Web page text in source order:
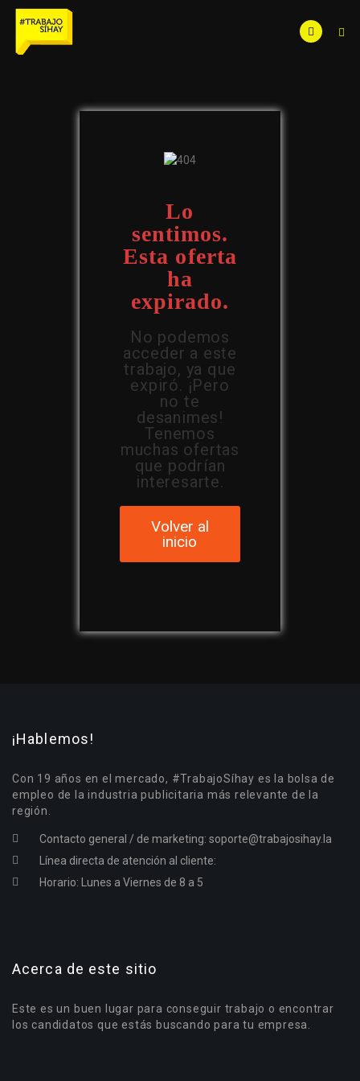
Lo
sentimos.
Esta oferta
ha
expirado.
No podemos
acceder a este
trabajo, ya que
expiró. ¡Pero
no te
desanimes!
Tenemos
muchas ofertas
que podrían
interesarte.
Volver al
inicio
¡Hablemos!
Con 19 años en el mercado, #TrabajoSíhay es la bolsa de
empleo de la industria publicitaria más relevante de la
región.
Contacto general / de marketing: soporte@trabajosihay.la
Línea directa de atención al cliente:
Horario: Lunes a Viernes de 8 a 5
Acerca de este sitio
Este es un buen lugar para conseguir trabajo o encontrar
los candidatos que estás buscando para tu empresa.